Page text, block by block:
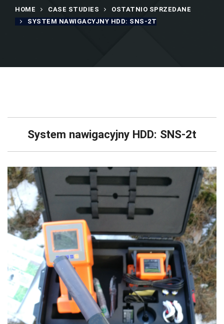
HOME CASE STUDIES
OSTATNIO SPRZEDANE
SYSTEM NAWIGACYJNY HDD: SNS-2T
System nawigacyjny HDD: SNS-2t